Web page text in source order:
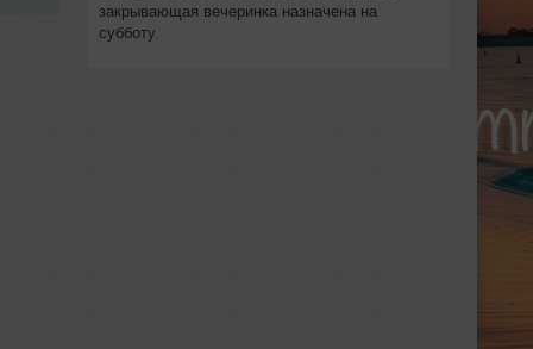
закрывающая вечеринка назначена на
субботу.